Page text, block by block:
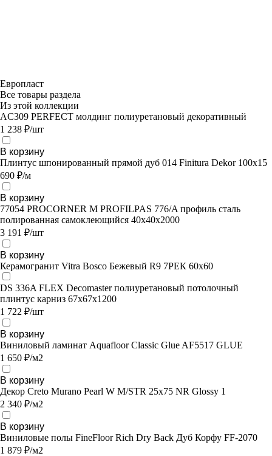
Европласт
Все товары раздела
Из этой коллекции
AC309 PERFECT молдинг полиуретановый декоративный
1 238 ₽/шт
В корзину
Плинтус шпонированный прямой дуб 014 Finitura Dekor 100x15
690 ₽/м
В корзину
77054 PROCORNER M PROFILPAS 776/A профиль сталь
полированная самоклеющийся 40х40х2000
3 191 ₽/шт
В корзину
Керамогранит Vitra Bosco Бежевый R9 7РЕК 60х60
DS 336A FLEX Decomaster полиуретановый потолочный
плинтус карниз 67х67x1200
1 722 ₽/шт
В корзину
Виниловый ламинат Aquafloor Classic Glue AF5517 GLUE
1 650 ₽/м2
В корзину
Декор Creto Murano Pearl W M/STR 25x75 NR Glossy 1
2 340 ₽/м2
В корзину
Виниловые полы FineFloor Rich Dry Back Дуб Корфу FF-2070
1 879 ₽/м2